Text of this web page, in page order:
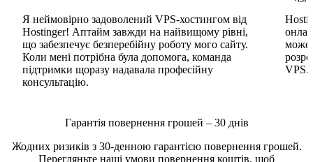
Я неймовірно задоволений VPS-хостингом від
Hostinger! Аптайм завжди на найвищому рівні,
що забезпечує безперебійну роботу мого сайту.
Коли мені потрібна була допомога, команда
підтримки щоразу надавала професійну
консультацію.
може
VPS.
Гарантія повернення грошей – 30 днів
Жодних ризиків з 30-денною гарантією повернення грошей.
Перегляньте наші умови повернення коштів, щоб